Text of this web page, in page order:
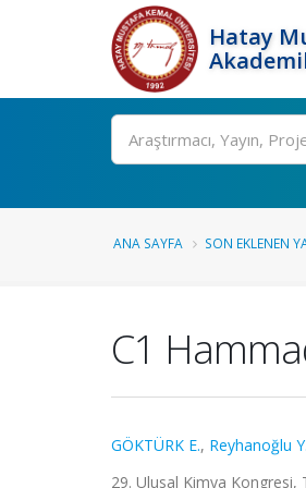
Hatay
Ara
ANA SAYFA SON EKLENEN
C1
GÖKTÜRK E., Reyhanoğlu Y.
29. Ulusal Kimya Kongresi,